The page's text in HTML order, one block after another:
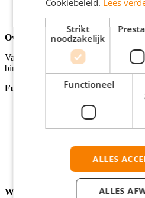
Actief bijdragen aan je
juridische ontwikkelingen.
Over het bedrijf
Vanuit USG Legal ben je werkzaam
binnen de publieke sector.
Functie eisen
HBO/WO Rechten diploma
Minimaal 3 jaar ervaring
vaardigheden
Analytisch sterk en
Teamspeler met een
Wat we je bieden
Cookiebeleid. Lees
Strikt
noodzakelijk
Functioneel
ALLES
ALLES